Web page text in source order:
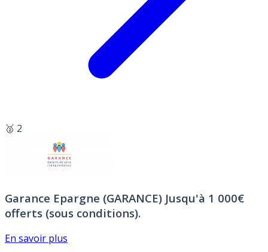
🥈 2
Garance Epargne (GARANCE) Jusqu'à 1 000€
offerts (sous conditions).
En savoir plus